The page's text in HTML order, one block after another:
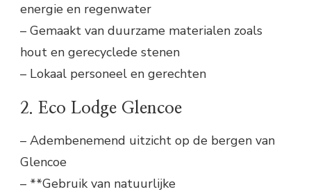
energie en regenwater
– Gemaakt van duurzame materialen zoals
hout en gerecyclede stenen
– Lokaal personeel en gerechten
2. Eco Lodge Glencoe
– Adembenemend uitzicht op de bergen van
Glencoe
– **Gebruik van natuurlijke